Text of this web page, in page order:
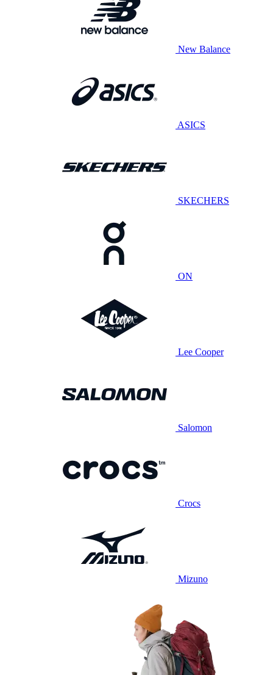
New Balance
ASICS
SKECHERS
ON
Lee Cooper
Salomon
Crocs
Mizuno